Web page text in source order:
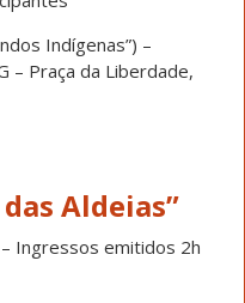
Indígenas”) –
– Praça da Liberdade,
Aldeias”
Ingressos emitidos 2h